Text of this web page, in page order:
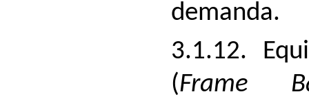
demanda.
3.1.12.
(Frame